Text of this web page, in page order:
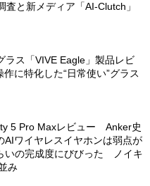
査と新メディア「AI-Clutch」
ラス「VIVE Eagle」製品レビ
に特化した“日常使い”グラス
5 Pro Maxレビュー Anker史
AIワイヤレスイヤホンは弱点が
いの完成度にびびった ノイキ
み